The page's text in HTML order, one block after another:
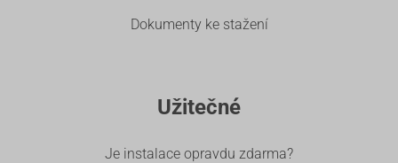
Dokumenty ke stažení
Užitečné
Je instalace opravdu zdarma?